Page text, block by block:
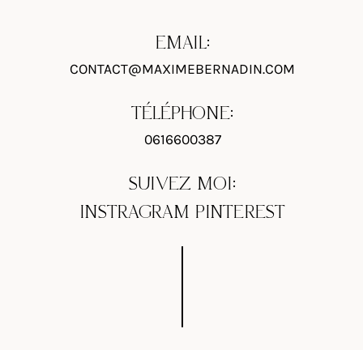
EMAIL:
CONTACT@MAXIMEBERNADIN.COM
TÉLÉPHONE:
0616600387
SUIVEZ MOI:
INSTRAGRAM PINTEREST